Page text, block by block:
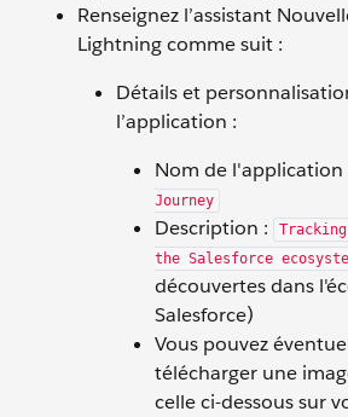
Renseignez l’assistant
Lightning comme suit :
Détails et
l’application :
Nom de l'application
Journey
Description :
the Salesforce
découvertes dans
Salesforce)
Vous pouvez
télécharger une
celle ci-dessous sur